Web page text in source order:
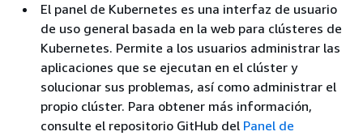
El panel de Kubernetes es una interfaz de usuario
de uso general basada en la web para clústeres de
Kubernetes. Permite a los usuarios administrar las
aplicaciones que se ejecutan en el clúster y
solucionar sus problemas, así como administrar el
propio clúster. Para obtener más información,
consulte el repositorio GitHub del Panel de